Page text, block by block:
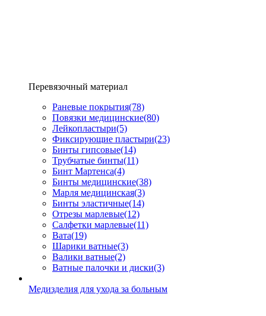
Перевязочный материал
Раневые покрытия(78)
Повязки медицинские(80)
Лейкопластыри(5)
Фиксирующие пластыри(23)
Бинты гипсовые(14)
Трубчатые бинты(11)
Бинт Мартенса(4)
Бинты медицинские(38)
Марля медицинская(3)
Бинты эластичные(14)
Отрезы марлевые(12)
Салфетки марлевые(11)
Вата(19)
Шарики ватные(3)
Валики ватные(2)
Ватные палочки и диски(3)
Медизделия для ухода за больным